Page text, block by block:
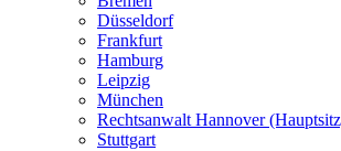
Düsseldorf
Frankfurt
Hamburg
Leipzig
München
Rechtsanwalt Hannover
Stuttgart